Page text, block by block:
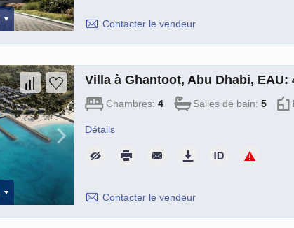
Contacter le vendeur
Villa à Ghantoot, Abu Dhabi,
Chambres: 4 Salles de bain: 5
Détails
Contacter le vendeur